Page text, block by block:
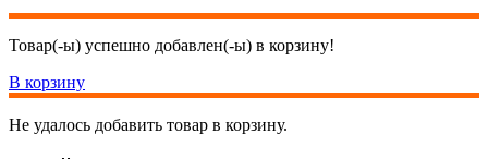
Товар(-ы) успешно добавлен(-ы) в корзину!
В корзину
Не удалось добавить товар в корзину.